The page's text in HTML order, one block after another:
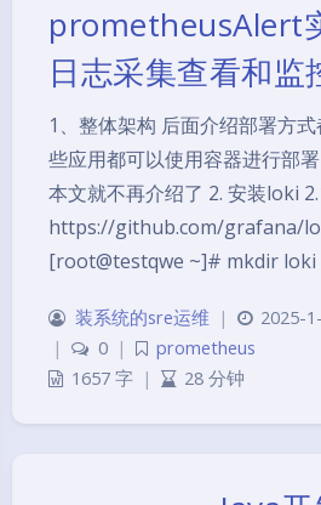
prometheusAlert
日志采集查看和监
1、整体架构 后面介绍部署方
些应用都可以使用容器进行部
本文就不再介绍了 2. 安装loki
https://github.com/grafana/
[root@testqwe ~]# mkdir
装系统的sre运维 | 2025-
|
0 |
prometheus
1657 字 | 28 分钟